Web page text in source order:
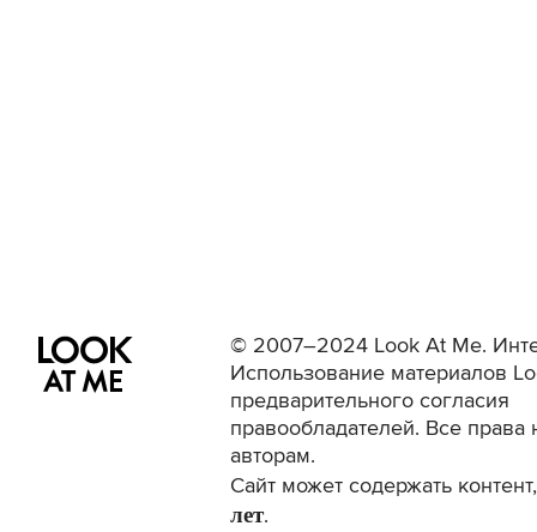
© 2007–2024 Look At Me.
Использование материалов
предварительного согласия
правообладателей. Все права
авторам.
Сайт может содержать
лет.